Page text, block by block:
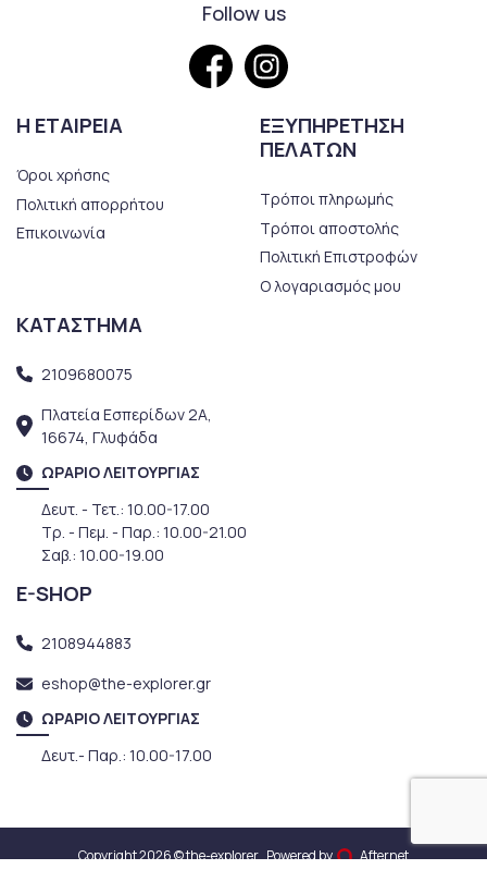
Follow us
Η ΕΤΑΙΡΕΙΑ
Όροι χρήσης
Πολιτική απορρήτου
Επικοινωνία
ΕΞΥΠΗΡΕΤΗΣΗ
ΠΕΛΑΤΩΝ
Τρόποι πληρωμής
Τρόποι αποστολής
Πολιτική Επιστροφών
Ο λογαριασμός μου
ΚΑΤΑΣΤΗΜΑ
2109680075
Πλατεία Εσπερίδων 2Α,
16674, Γλυφάδα
ΩΡΑΡΙΟ ΛΕΙΤΟΥΡΓΙΑΣ
Δευτ. - Τετ.: 10.00-17.00
Τρ. - Πεμ. - Παρ.: 10.00-21.00
Σαβ.: 10.00-19.00
E-SHOP
2108944883
eshop@the-explorer.gr
ΩΡΑΡΙΟ ΛΕΙΤΟΥΡΓΙΑΣ
Δευτ.- Παρ.: 10.00-17.00
Copyright 2026 © the-explorer Powered by Afternet